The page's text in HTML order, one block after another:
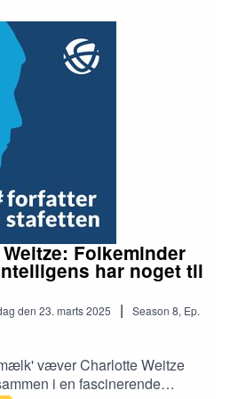
nedsat sin straf med bl.a. en
var nedarvede psykologiske
familie, derfor ville hun ikke gå
Niels Frank beslutter at
skal stå alene og graver ned i
omtumlede historie.Læs mere
frank-nielsInterviewer:
Ib Helles Olesen
Folkeminder
har noget til
den 23. marts 2025 | Season 8, Ep.
væver Charlotte Weitze
i en fascinerende